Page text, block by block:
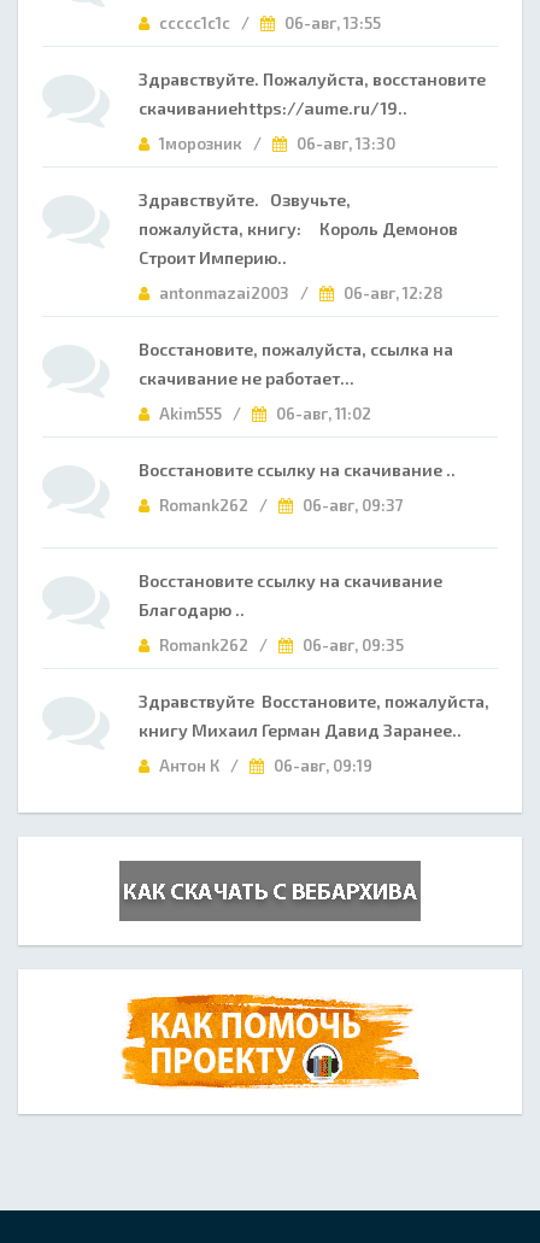
ccccc1c1c / 06-авг, 13:55
Здравствуйте. Пожалуйста, восстановите
скачиваниеhttps://aume.ru/19..
1морозник / 06-авг, 13:30
Здравствуйте. Озвучьте,
пожалуйста, книгу: Король Демонов
Строит Империю..
antonmazai2003 / 06-авг, 12:28
Восстановите, пожалуйста, ссылка на
скачивание не работает...
Akim555 / 06-авг, 11:02
Восстановите ссылку на скачивание ..
Romank262 / 06-авг, 09:37
Восстановите ссылку на скачивание
Благодарю ..
Romank262 / 06-авг, 09:35
Здравствуйте Восстановите, пожалуйста,
книгу Михаил Герман Давид Заранее..
Антон К / 06-авг, 09:19